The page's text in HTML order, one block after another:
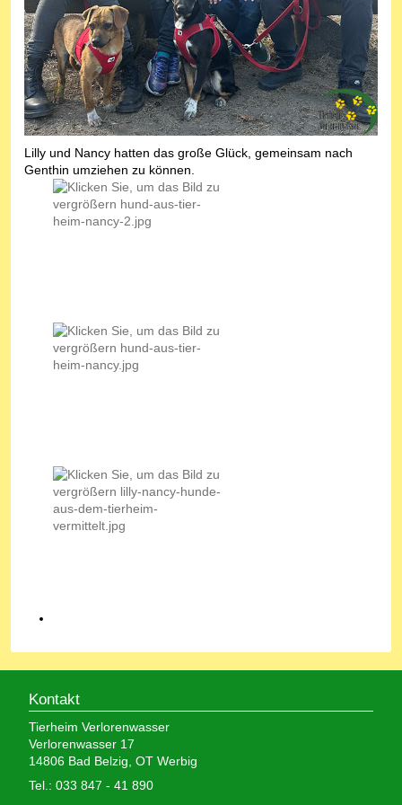
Lilly und Nancy hatten das große Glück, gemeinsam nach
Genthin umziehen zu können.
Kontakt
Tierheim Verlorenwasser
Verlorenwasser 17
14806 Bad Belzig, OT Werbig
Tel.: 033 847 - 41 890